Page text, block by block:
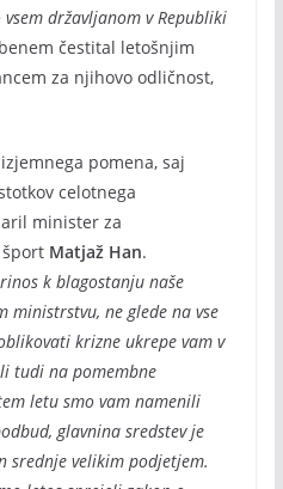
državljanom v Republiki
čestital letošnjim
za njihovo odličnost,
pomena, saj
celotnega
minister za
Matjaž Han.
k blagostanju naše
ministrstvu, ne glede na vse
krizne ukrepe vam v
tudi na pomembne
letu smo vam namenili
glavnina sredstev je
srednje velikim podjetjem.